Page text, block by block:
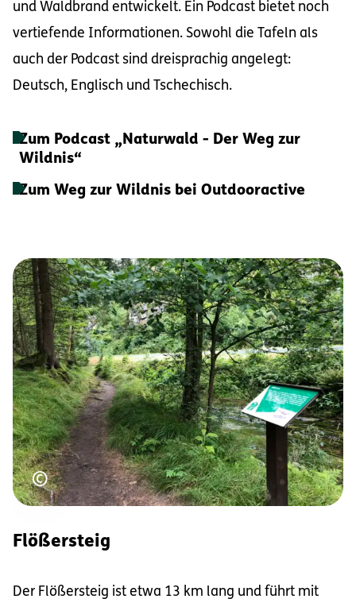
und Waldbrand entwickelt. Ein Podcast bietet noch
vertiefende Informationen. Sowohl die Tafeln als
auch der Podcast sind dreisprachig angelegt:
Deutsch, Englisch und Tschechisch.
Zum Podcast „Naturwald - Der Weg zur
Wildnis“
Zum Weg zur Wildnis bei Outdooractive
©Urheberrecht
Flößersteig
Der Flößersteig ist etwa 13 km lang und führt mit